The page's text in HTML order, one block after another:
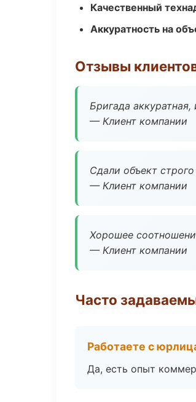
Качественный
Аккуратность на
Отзывы
Бригада аккуратная,
— Клиент компании
Сдали объект
— Клиент компании
Хорошее
— Клиент компании
Часто
Работаете с
Да, есть опыт